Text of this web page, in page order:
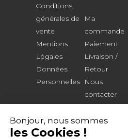
Conditions
générales de
vente
Mentions
Légales
Données
Personnelles
Ma
commande
Paiement
Livraison /
Retour
Nous
contacter
Mon